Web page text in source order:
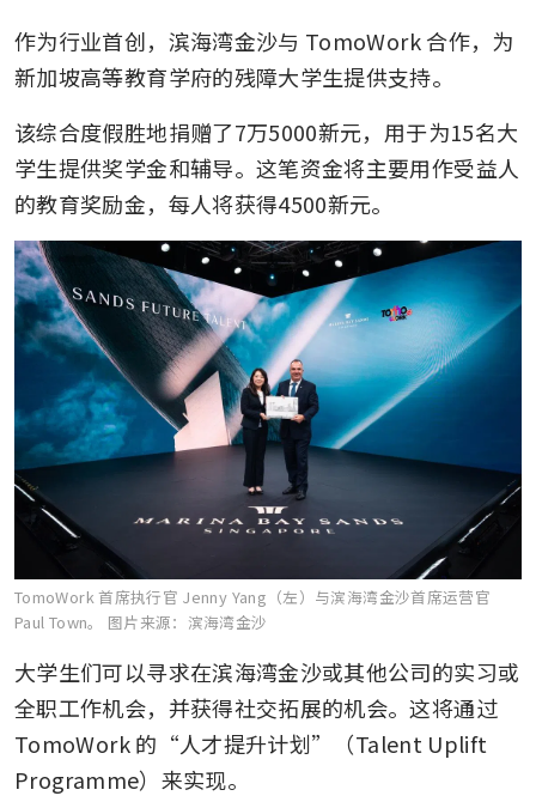
作为行业首创，滨海湾金沙与 TomoWork 合作，为
新加坡高等教育学府的残障大学生提供支持。
该综合度假胜地捐赠了7万5000新元，用于为15名大
学生提供奖学金和辅导。这笔资金将主要用作受益人
的教育奖励金，每人将获得4500新元。
TomoWork 首席执行官 Jenny Yang（左）与滨海湾金沙首席运营官
Paul Town。 图片来源：滨海湾金沙
大学生们可以寻求在滨海湾金沙或其他公司的实习或
全职工作机会，并获得社交拓展的机会。这将通过
TomoWork 的“人才提升计划”（Talent Uplift
Programme）来实现。